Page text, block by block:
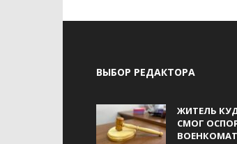
ВЫБОР РЕДАКТОРА
ЖИТЕЛЬ
СМОГ